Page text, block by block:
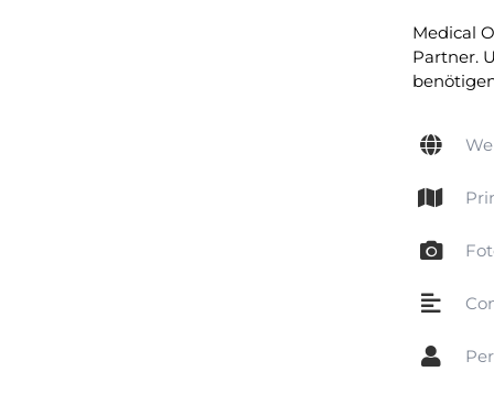
Medical
Partner.